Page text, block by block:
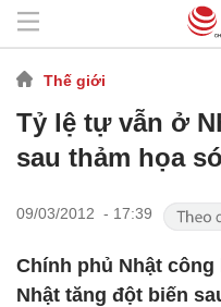
Thế giới
Tỷ lệ tự vẫn ở
sau thảm họa
09/03/2012 - 17:39
Chính phủ Nhật
Nhật tăng đột biến